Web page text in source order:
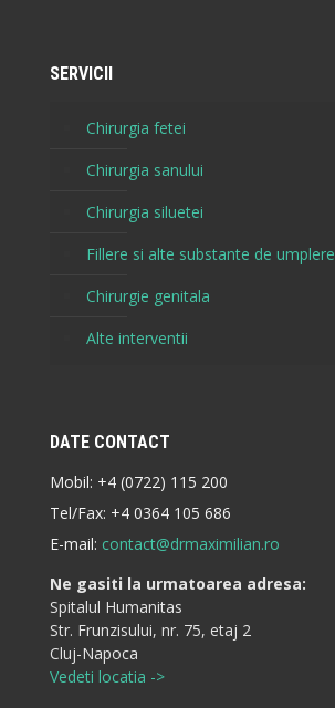
SERVICII
Chirurgia fetei
Chirurgia sanului
Chirurgia siluetei
Fillere si alte substante de umplere
Chirurgie genitala
Alte interventii
DATE CONTACT
Mobil: +4 (0722) 115 200
Tel/Fax: +4 0364 105 686
E-mail: contact@drmaximilian.ro
Ne gasiti la urmatoarea adresa:
Spitalul Humanitas
Str. Frunzisului, nr. 75, etaj 2
Cluj-Napoca
Vedeti locatia ->